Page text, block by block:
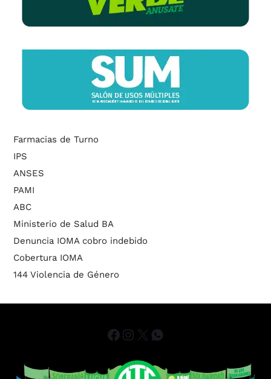
Farmacias de Turno
IPS
ANSES
PAMI
ABC
Ministerio de Salud BA
Denuncia IOMA cobro indebido
Cobertura IOMA
144 Violencia de Género